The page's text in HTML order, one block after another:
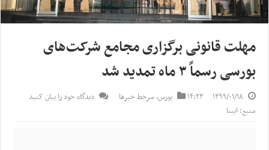
مهلت قانونی برگزاری مجامع شرکت‌های
بورسی رسماً ۳ ماه تمدید شد
۱۳۹۹/۰۱/۱۸ ۱۴:۲۳ بورس,سرخط خبرها
دیدگاه خود را بیان کنید
منبع: ایبنا